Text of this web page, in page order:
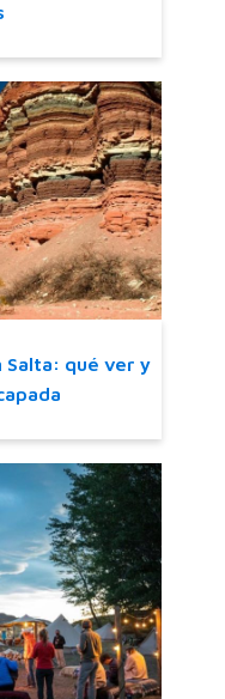
Salta: qué ver y